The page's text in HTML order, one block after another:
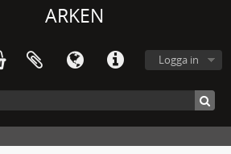
ARKEN
Logga in